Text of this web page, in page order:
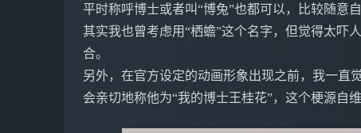
平时称呼博士或者叫“博兔”也都可以，比较随意自
其实我也曾考虑用“栖蟾”这个名字，但觉得太吓
合。
另外，在官方设定的动画形象出现之前，我一直
会亲切地称他为“我的博士王桂花”，这个梗源自